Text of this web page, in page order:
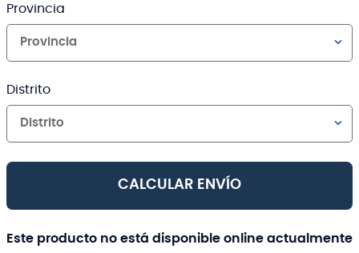
Provincia
Provincia
Distrito
Distrito
CALCULAR ENVÍO
Este producto no está disponible online actualmente